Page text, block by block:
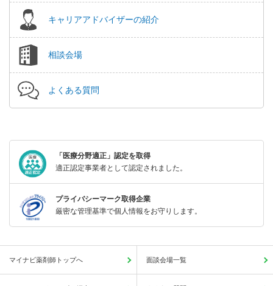
キャリアアドバイザーの紹介
相談会場
よくある質問
「医療分野適正」認定を取得
適正認定事業者として認定されました。
プライバシーマーク取得企業
厳密な管理基準で個人情報をお守りします。
マイナビ薬剤師トップへ 面談会場一覧